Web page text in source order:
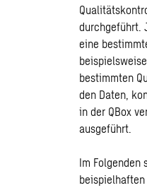
durchgeführt.
eine
bestimmten
den Daten,
in der QBox
ausgeführt.
Im Folgenden
beispielhaften